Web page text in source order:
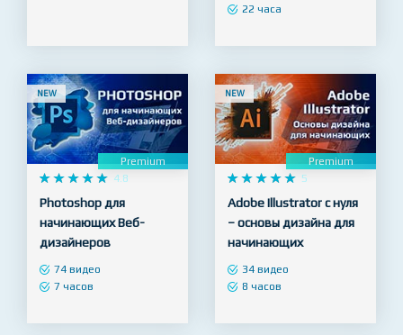
22 часа
NEW
Premium
    
     4.8
Photoshop для
начинающих Веб-
дизайнеров
74 видео
7 часов
NEW
Premium
    
     5
Adobe Illustrator с нуля
– основы дизайна для
начинающих
34 видео
8 часов